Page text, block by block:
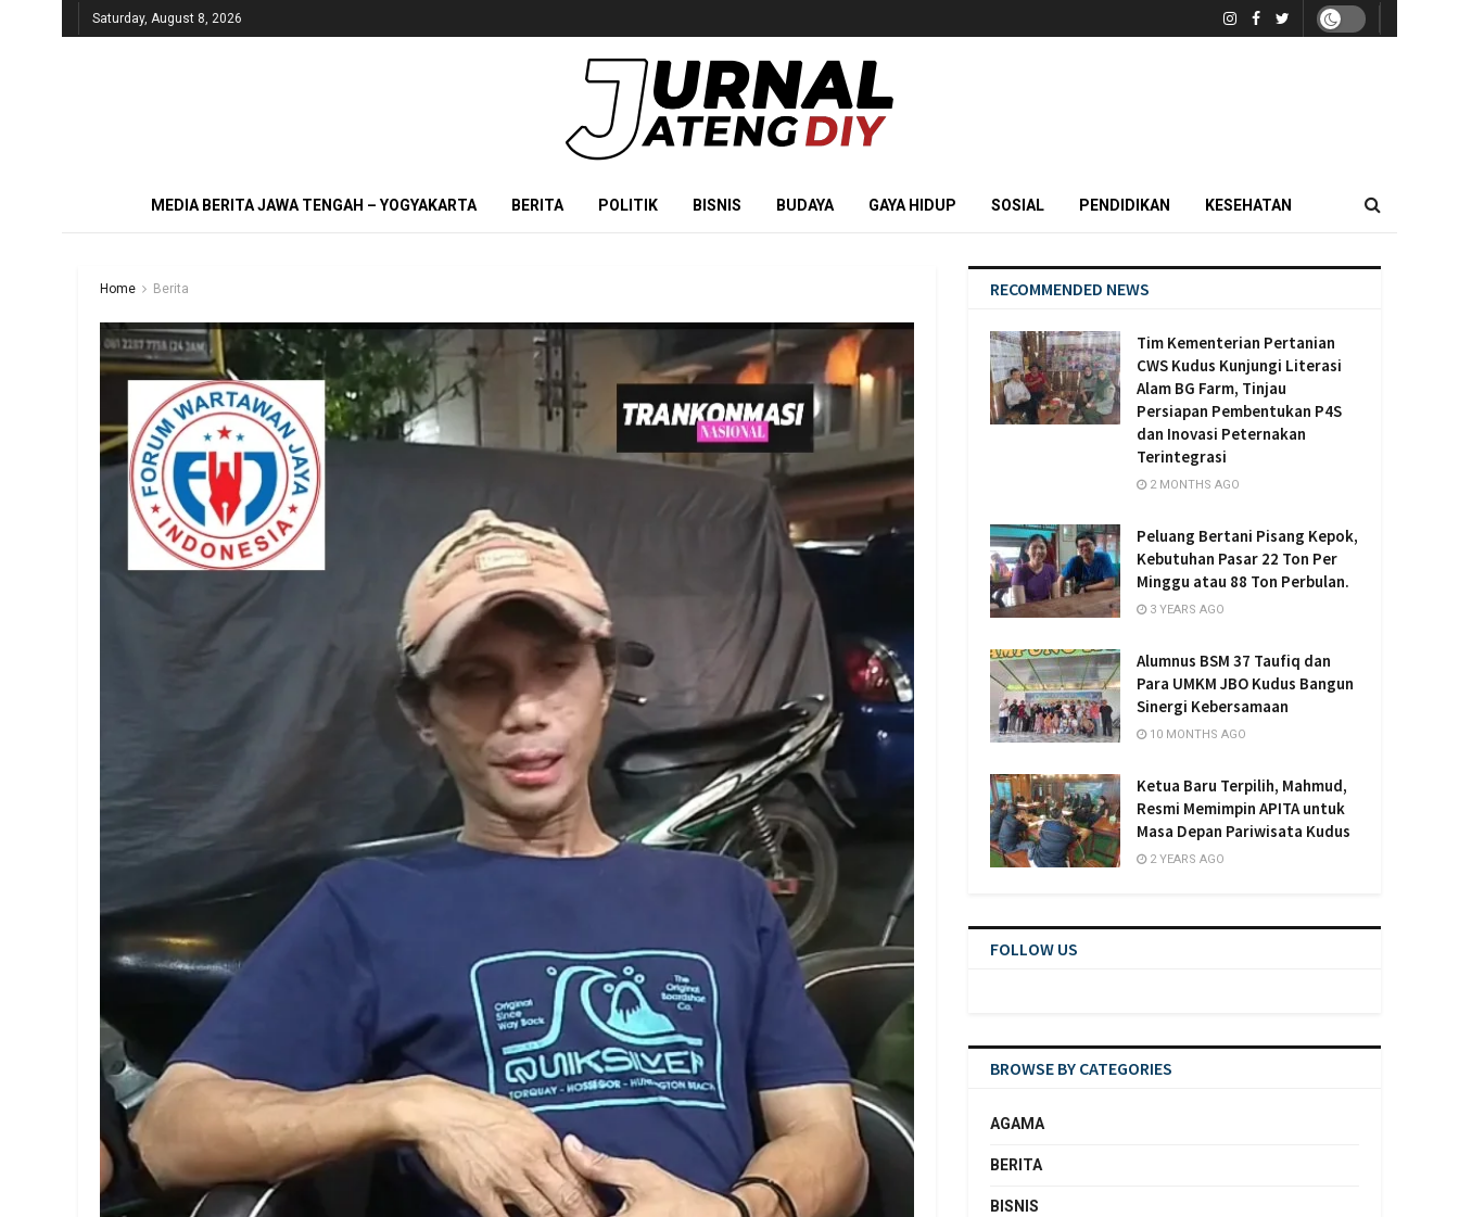
Saturday, August 8, 2026
MEDIA BERITA JAWA TENGAH – YOGYAKARTA BERITA POLITIK BISNIS BUDAYA GAYA HIDUP SOSIAL PENDIDIKAN KESEHATAN
Home Berita RECOMMENDED NEWS
Tim Kementerian Pertanian
CWS Kudus Kunjungi Literasi
Alam BG Farm, Tinjau
Persiapan Pembentukan P4S
dan Inovasi Peternakan
Terintegrasi
2 MONTHS AGO
Peluang Bertani Pisang Kepok,
Kebutuhan Pasar 22 Ton Per
Minggu atau 88 Ton Perbulan.
3 YEARS AGO
Alumnus BSM 37 Taufiq dan
Para UMKM JBO Kudus Bangun
Sinergi Kebersamaan
10 MONTHS AGO
Ketua Baru Terpilih, Mahmud,
Resmi Memimpin APITA untuk
Masa Depan Pariwisata Kudus
2 YEARS AGO
FOLLOW US
BROWSE BY CATEGORIES
AGAMA
BERITA
BISNIS